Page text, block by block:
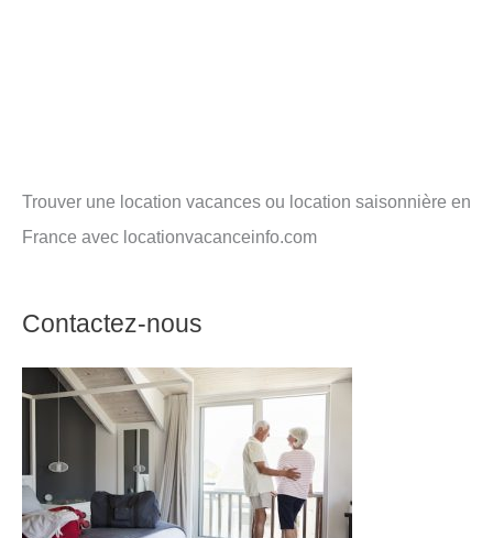
Trouver une location vacances ou location saisonnière en
France avec locationvacanceinfo.com
Contactez-nous